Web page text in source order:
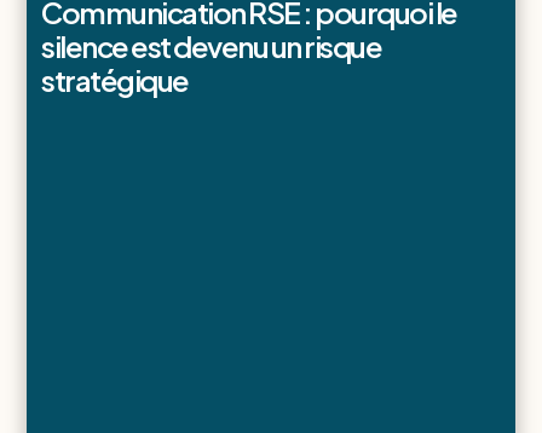
Communication RSE : pourquoi le
silence est devenu un risque
stratégique